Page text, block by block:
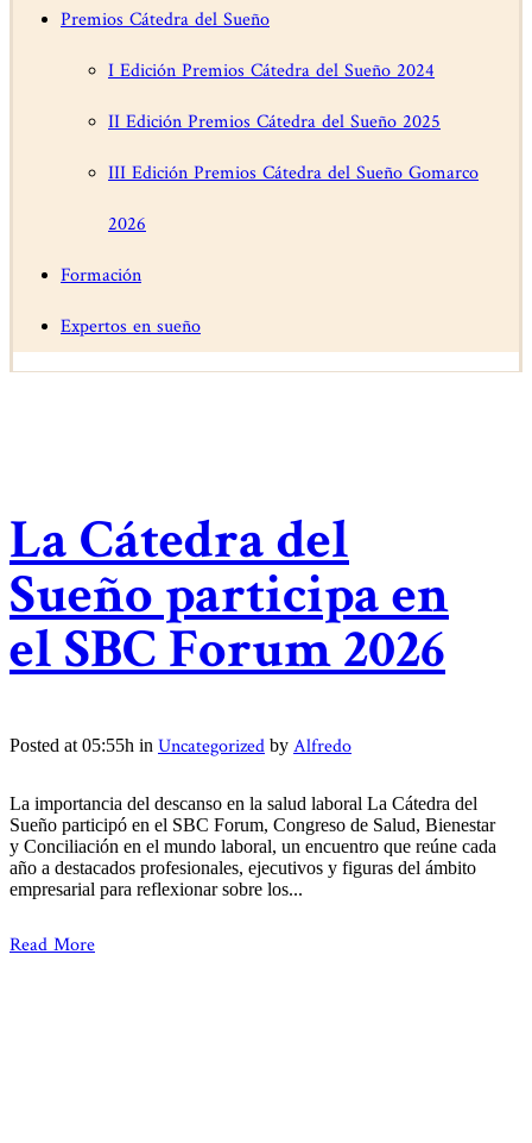
Premios Cátedra del Sueño
I Edición Premios Cátedra del Sueño 2024
II Edición Premios Cátedra del Sueño 2025
III Edición Premios Cátedra del Sueño Gomarco
2026
Formación
Expertos en sueño
La Cátedra del
Sueño participa en
el SBC Forum 2026
Posted at 05:55h in Uncategorized by Alfredo
La importancia del descanso en la salud laboral La Cátedra del
Sueño participó en el SBC Forum, Congreso de Salud, Bienestar
y Conciliación en el mundo laboral, un encuentro que reúne cada
año a destacados profesionales, ejecutivos y figuras del ámbito
empresarial para reflexionar sobre los...
Read More